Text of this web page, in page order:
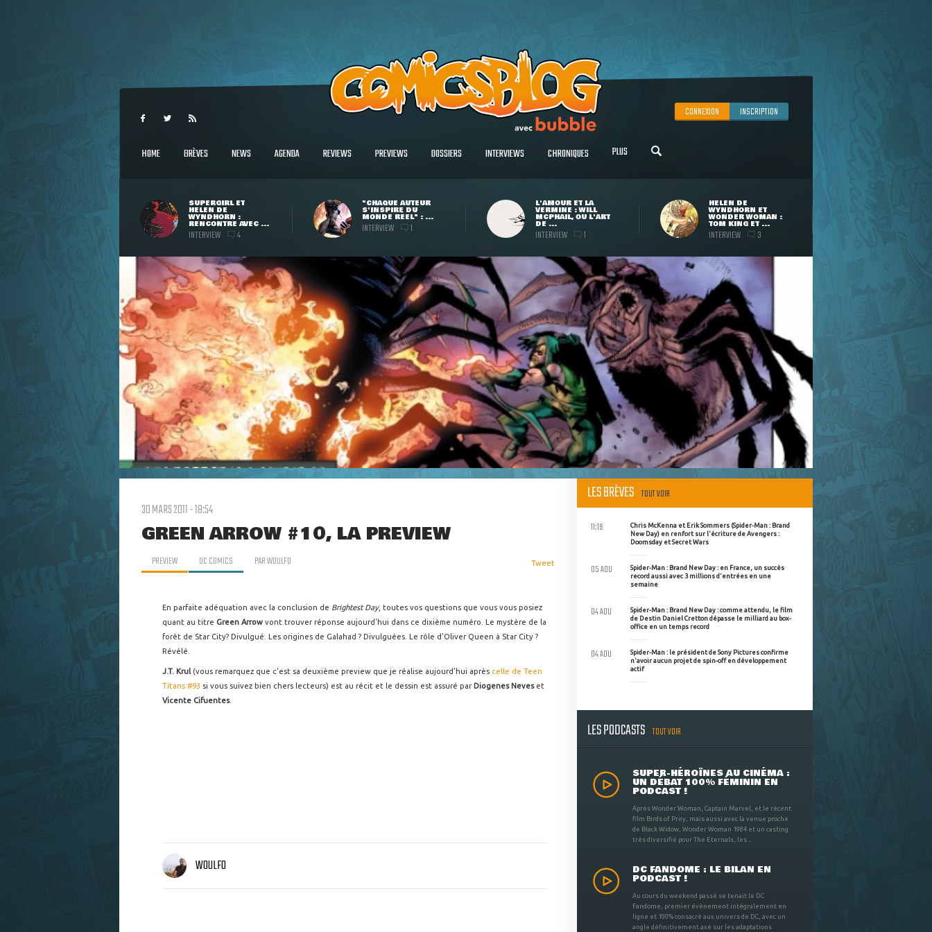
CONNEXION INSCRIPTION
HOME BRÈVES NEWS AGENDA REVIEWS PREVIEWS DOSSIERS INTERVIEWS CHRONIQUES PLUS
SUPERGIRL ET
HELEN DE
WYNDHORN :
RENCONTRE AVEC ...
INTERVIEW 4
"CHAQUE AUTEUR
S'INSPIRE DU
MONDE RÉEL" : ...
INTERVIEW 1
L'AMOUR ET LA
VERMINE : WILL
MCPHAIL, OU L'ART
DE ...
INTERVIEW 1
HELEN DE
WYNDHORN ET
WONDER WOMAN :
TOM KING ET ...
INTERVIEW 3
30 MARS 2011 - 18:54
GREEN ARROW #10, LA PREVIEW
PREVIEW DC COMICS PARWOULFO Tweet
En parfaite adéquation avec la conclusion de Brightest Day, toutes vos questions que vous vous posiez
quant au titre Green Arrow vont trouver réponse aujourd'hui dans ce dixième numéro. Le mystère de la
forêt de Star City? Divulgué. Les origines de Galahad ? Divulguées. Le rôle d'Oliver Queen à Star City ?
Révélé.
J.T. Krul (vous remarquez que c'est sa deuxième preview que je réalise aujourd'hui après celle de Teen
Titans #93 si vous suivez bien chers lecteurs) est au récit et le dessin est assuré parDiogenes Neveset
Vicente Cifuentes.
WOULFO
LES BRÈVES TOUT VOIR
Chris McKenna et Erik Sommers (Spider-Man : Brand
New Day) en renfort sur l'écriture de Avengers :
Doomsday et Secret Wars
11:19
Spider-Man : Brand New Day : en France, un succès
record aussi avec 3 millions d'entrées en une
semaine
05 AOU
Spider-Man : Brand New Day : comme attendu, le film
de Destin Daniel Cretton dépasse le milliard au box-
office en un temps record
04 AOU
Spider-Man : le président de Sony Pictures confirme
n'avoir aucun projet de spin-off en développement
actif
04 AOU
LES PODCASTS TOUT VOIR
SUPER-HÉROÏNES AU CINÉMA :
UN DÉBAT 100% FÉMININ EN
PODCAST !
Après Wonder Woman, Captain Marvel, et le récent
film Birds of Prey, mais aussi avec la venue proche
de Black Widow, Wonder Woman 1984 et un casting
très diversifié pour The Eternals, les ...
DC FANDOME : LE BILAN EN
PODCAST !
Au cours du weekend passé se tenait le DC
Fandome, premier évènement intégralement en
ligne et 100% consacré aux univers de DC, avec un
angle définitivement axé sur les adaptations